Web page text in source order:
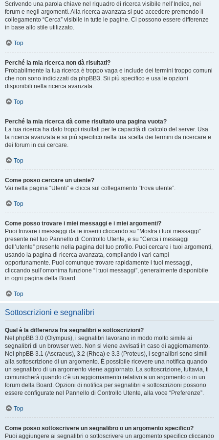
Scrivendo una parola chiave nel riquadro di ricerca visibile nell’Indice, nei
forum e negli argomenti. Alla ricerca avanzata si può accedere premendo il
collegamento “Cerca” visibile in tutte le pagine. Ci possono essere differenze
in base allo stile utilizzato.
Top
Perché la mia ricerca non dà risultati?
Probabilmente la tua ricerca è troppo vaga e include dei termini troppo comuni
che non sono indicizzati da phpBB3. Sii più specifico e usa le opzioni
disponibili nella ricerca avanzata.
Top
Perché la mia ricerca dà come risultato una pagina vuota?
La tua ricerca ha dato troppi risultati per le capacità di calcolo del server. Usa
la ricerca avanzata e sii più specifico nella tua scelta dei termini da ricercare e
dei forum in cui cercare.
Top
Come posso cercare un utente?
Vai nella pagina “Utenti” e clicca sul collegamento “trova utente”.
Top
Come posso trovare i miei messaggi e i miei argomenti?
Puoi trovare i messaggi da te inseriti cliccando su “Mostra i tuoi messaggi”
presente nel tuo Pannello di Controllo Utente, e su “Cerca i messaggi
dell’utente” presente nella pagina del tuo profilo. Puoi cercare i tuoi argomenti,
usando la pagina di ricerca avanzata, compilando i vari campi
opportunamente. Puoi comunque trovare rapidamente i tuoi messaggi,
cliccando sull’omonima funzione “I tuoi messaggi”, generalmente disponibile
in ogni pagina della Board.
Top
Sottoscrizioni e segnalibri
Qual è la differenza fra segnalibri e sottoscrizioni?
Nel phpBB 3.0 (Olympus), i segnalibri lavorano in modo molto simile ai
segnalibri di un browser web. Non si viene avvisati in caso di aggiornamento.
Nel phpBB 3.1 (Ascraeus), 3.2 (Rhea) e 3.3 (Proteus), i segnalibri sono simili
alla sottoscrizione di un argomento. È possibile ricevere una notifica quando
un segnalibro di un argomento viene aggiornato. La sottoscrizione, tuttavia, ti
comunicherà quando c’è un aggiornamento relativo a un argomento o in un
forum della Board. Opzioni di notifica per segnalibri e sottoscrizioni possono
essere configurate nel Pannello di Controllo Utente, alla voce “Preferenze”.
Top
Come posso sottoscrivere un segnalibro o un argomento specifico?
Puoi aggiungere ai segnalibri o sottoscrivere un argomento specifico cliccando